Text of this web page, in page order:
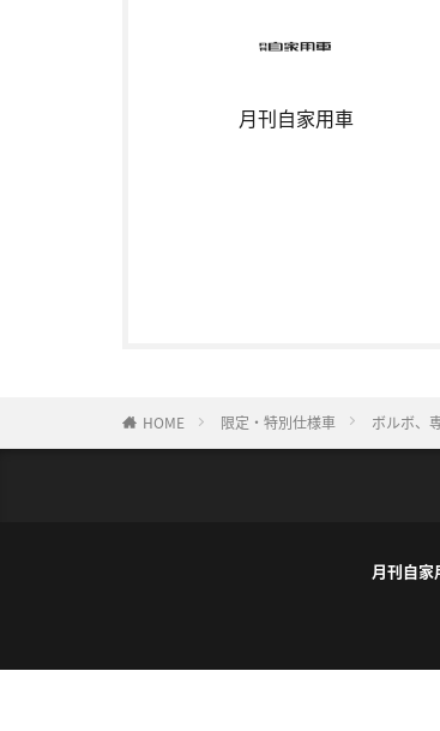
月刊自家用車
HOME 限定・特別仕様車 ボルボ、
月刊自家